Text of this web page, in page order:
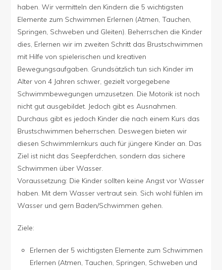
haben. Wir vermitteln den Kindern die 5 wichtigsten
Elemente zum Schwimmen Erlernen (Atmen, Tauchen,
Springen, Schweben und Gleiten). Beherrschen die Kinder
dies, Erlernen wir im zweiten Schritt das Brustschwimmen
mit Hilfe von spielerischen und kreativen
Bewegungsaufgaben. Grundsätzlich tun sich Kinder im
Alter von 4 Jahren schwer, gezielt vorgegebene
Schwimmbewegungen umzusetzen. Die Motorik ist noch
nicht gut ausgebildet. Jedoch gibt es Ausnahmen.
Durchaus gibt es jedoch Kinder die nach einem Kurs das
Brustschwimmen beherrschen. Deswegen bieten wir
diesen Schwimmlernkurs auch für jüngere Kinder an. Das
Ziel ist nicht das Seepferdchen, sondern das sichere
Schwimmen über Wasser.
Voraussetzung: Die Kinder sollten keine Angst vor Wasser
haben. Mit dem Wasser vertraut sein. Sich wohl fühlen im
Wasser und gern Baden/Schwimmen gehen.
Ziele:
Erlernen der 5 wichtigsten Elemente zum Schwimmen
Erlernen (Atmen, Tauchen, Springen, Schweben und